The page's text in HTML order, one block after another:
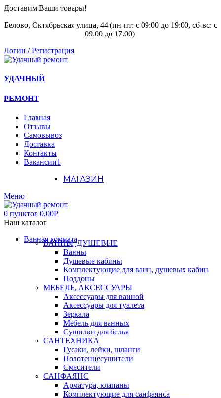
Доставим Ваши товары!
Белово, Октябрьская улица, 44 (пн-пт: с 09:00 до 19:00, сб-вс: с
09:00 до 17:00)
Логин / Регистрация
УДАЧНЫЙ
РЕМОНТ
Главная
Отзывы
Самовывоз
Доставка
Контакты
Вакансии1
МАГАЗИН
Меню
0 пунктов 0,00Р
Наш каталог
Ванная комната
ВАННЫ, ДУШЕВЫЕ
Ванны
Душевые кабины
Комплектующие для ванн, душевых кабин
Поддоны
МЕБЕЛЬ, АКСЕССУАРЫ
Аксессуары для ванной
Аксессуары для туалета
Зеркала
Мебель для ванных
Сушилки для белья
САНТЕХНИКА
Гусаки, лейки, шланги
Полотенцесушители
Смесители
САНФАЯНС
Арматура, клапаны
Комплектующие для санфаянса